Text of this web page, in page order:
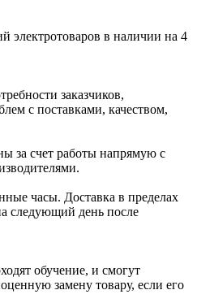
электротоваров в наличии на 4
заказчиков,
с поставками, качеством,
за счет работы напрямую с
часы. Доставка в пределах
следующий день после
обучение, и смогут
замену товару, если его